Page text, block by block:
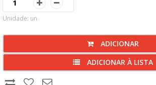
Unidade: un.
ADICIONAR
ADICIONAR À LISTA